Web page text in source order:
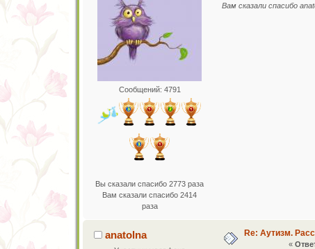
Сообщений: 4791
Вы сказали спасибо 2773 раза
Вам сказали спасибо 2414
раза
Вам сказали спасибо
anatolna Re: Аутизм.
«